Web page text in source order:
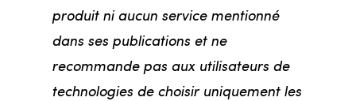
produit ni aucun service mentionné
dans ses publications et ne
recommande pas aux utilisateurs de
technologies de choisir uniquement les